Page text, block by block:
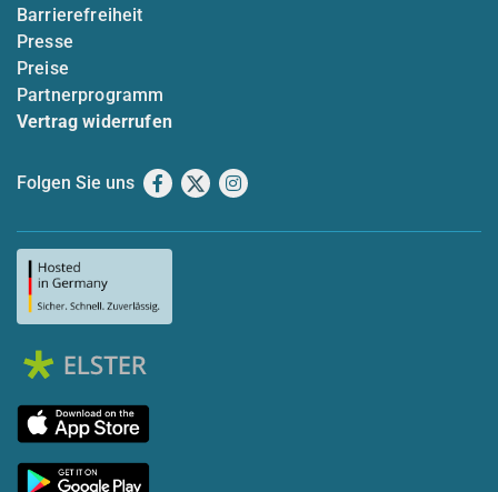
Barrierefreiheit
Presse
Preise
Partnerprogramm
Vertrag widerrufen
Folgen Sie uns Facebook
X Instagram